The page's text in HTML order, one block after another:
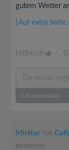
gutem Wetter
[Auf extra Seite
Hilfreich
0 Kommentare
Minitar hat
bewertet